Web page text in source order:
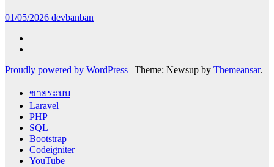
01/05/2026 devbanban
Proudly powered by WordPress | Theme: Newsup by Themeansar.
ขายระบบ
Laravel
PHP
SQL
Bootstrap
Codeigniter
YouTube